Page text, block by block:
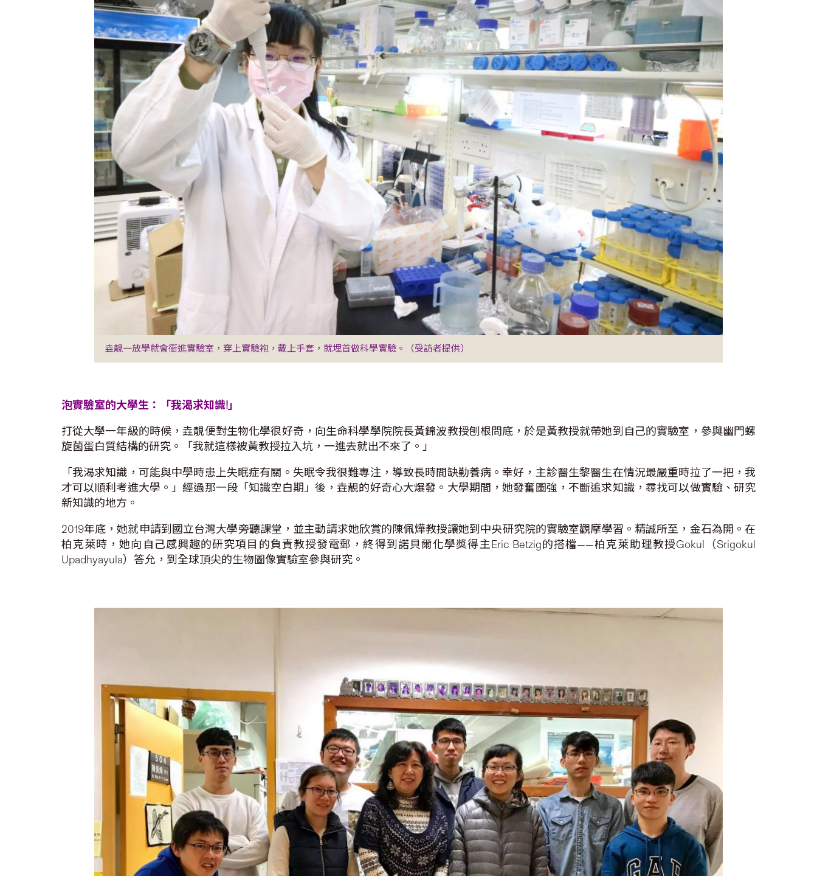
垚靚一放學就會衝進實驗室，穿上實驗袍，戴上手套，就埋首做科學實驗。（受訪者提供）
泡實驗室的大學生：「我渴求知識!」
打從大學一年級的時候，垚靚便對生物化學很好奇，向生命科學學院院長黃錦波教授刨根問底，於是黃教授就帶她到自己的實驗室，參與幽門螺
旋菌蛋白質結構的研究。「我就這樣被黃教授拉入坑，一進去就出不來了。」
「我渴求知識，可能與中學時患上失眠症有關。失眠令我很難專注，導致長時間缺勤養病。幸好，主診醫生黎醫生在情況最嚴重時拉了一把，我
才可以順利考進大學。」經過那一段「知識空白期」後，垚靚的好奇心大爆發。大學期間，她發奮圖強，不斷追求知識，尋找可以做實驗、研究
新知識的地方。
2019年底，她就申請到國立台灣大學旁聽課堂，並主動請求她欣賞的陳佩燁教授讓她到中央研究院的實驗室觀摩學習。精誠所至，金石為開。在
柏克萊時，她向自己感興趣的研究項目的負責教授發電郵，終得到諾貝爾化學獎得主Eric Betzig的搭檔——柏克萊助理教授Gokul（Srigokul
Upadhyayula）答允，到全球頂尖的生物圖像實驗室參與研究。